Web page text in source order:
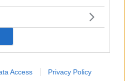
Access Privacy Policy